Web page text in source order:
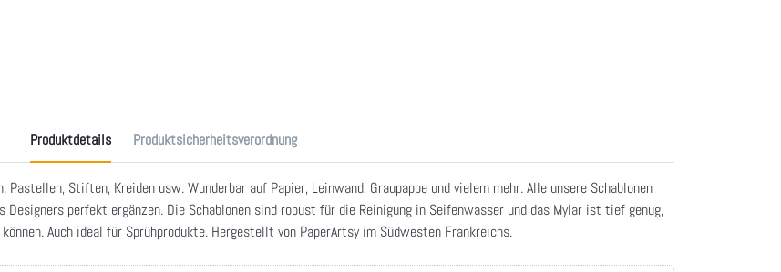
Produktdetails Produktsicherheitsverordnung
Stiften, Kreiden usw. Wunderbar auf Papier, Leinwand, Graupappe und vielem mehr. Alle unsere Schablonen
perfekt ergänzen. Die Schablonen sind robust für die Reinigung in Seifenwasser und das Mylar ist tief genug,
Auch ideal für Sprühprodukte. Hergestellt von PaperArtsy im Südwesten Frankreichs.